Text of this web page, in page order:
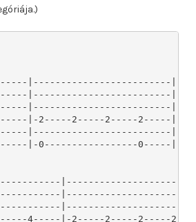
|-------------------------
|-------------------------
|-------------------------
|-2-----2-----2-----2-----|-
|-------------------------
|-0-----------------0-----
4-----|-2-----2-----2-----